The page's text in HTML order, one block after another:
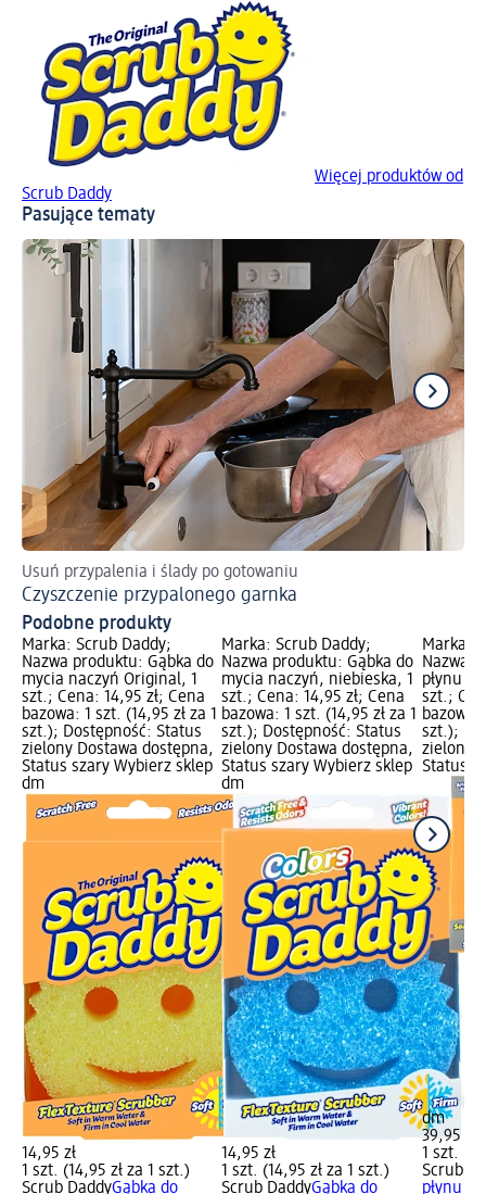
Więcej produktów od
Scrub Daddy
Pasujące tematy
Usuń przypalenia i ślady po gotowaniu
Czyszczenie przypalonego garnka
Podobne produkty
Marka: Scrub Daddy;
Nazwa produktu: Gąbka do
mycia naczyń Original, 1
szt.; Cena: 14,95 zł; Cena
bazowa: 1 szt. (14,95 zł za 1
szt.); Dostępność: Status
zielony Dostawa dostępna,
Status szary Wybierz sklep
dm
14,95 zł
1 szt. (14,95 zł za 1 szt.)
Scrub DaddyGąbka do
Marka: Scrub Daddy;
Nazwa produktu: Gąbka do
mycia naczyń, niebieska, 1
szt.; Cena: 14,95 zł; Cena
bazowa: 1 szt. (14,95 zł za 1
szt.); Dostępność: Status
zielony Dostawa dostępna,
Status szary Wybierz sklep
dm
14,95 zł
1 szt. (14,95 zł za 1 szt.)
Scrub DaddyGąbka do
Marka:
Nazwa
płynu z
szt.;
bazowa:
szt.);
zielony
Status
dm
39,95 zł
1 szt.
Scrub
płynu z